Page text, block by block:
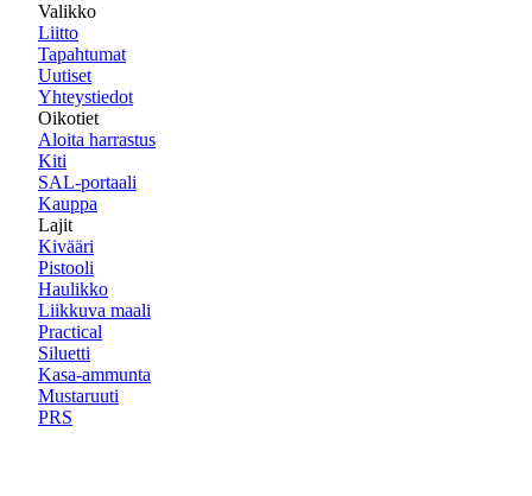
Valikko
Liitto
Tapahtumat
Uutiset
Yhteystiedot
Oikotiet
Aloita harrastus
Kiti
SAL-portaali
Kauppa
Lajit
Kivääri
Pistooli
Haulikko
Liikkuva maali
Practical
Siluetti
Kasa-ammunta
Mustaruuti
PRS